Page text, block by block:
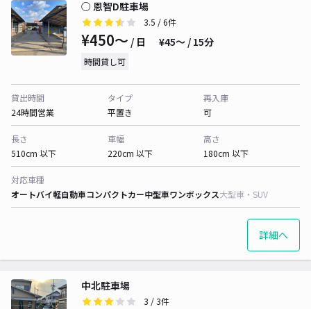
○ 恩智D駐車場
3.5 / 6件
¥450〜 / 日 ¥45〜 / 15分
時間貸し可
貸出時間
24時間営業
タイプ
平置き
再入庫
可
長さ
510cm 以下
車幅
220cm 以下
高さ
180cm 以下
対応車種
オートバイ軽自動車コンパクトカー中型車ワンボックス大型車・SUV
詳細へ
中北駐車場
3 / 3件